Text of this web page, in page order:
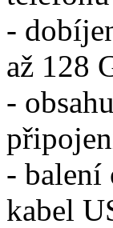
-
až 128
-
- balení
kabel